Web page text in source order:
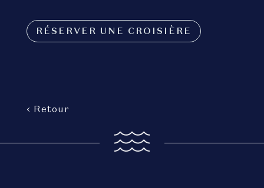
RÉSERVER UNE CROISIÈRE
‹ Retour